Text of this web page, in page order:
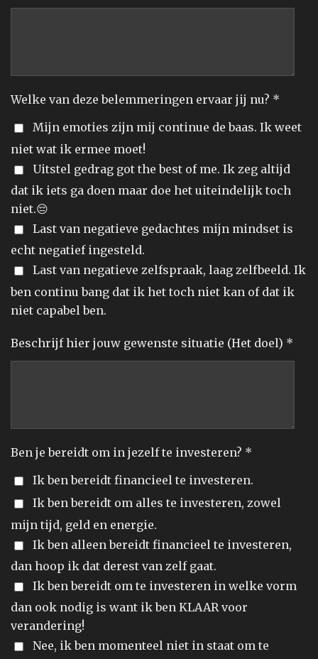
Welke van deze belemmeringen ervaar jij nu? *
Mijn emoties zijn mij continue de baas. Ik weet
niet wat ik ermee moet!
Uitstel gedrag got the best of me. Ik zeg altijd
dat ik iets ga doen maar doe het uiteindelijk toch
niet.😔
Last van negatieve gedachtes mijn mindset is
echt negatief ingesteld.
Last van negatieve zelfspraak, laag zelfbeeld. Ik
ben continu bang dat ik het toch niet kan of dat ik
niet capabel ben.
Beschrijf hier jouw gewenste situatie (Het doel) *
Ben je bereidt om in jezelf te investeren? *
Ik ben bereidt financieel te investeren.
Ik ben bereidt om alles te investeren, zowel
mijn tijd, geld en energie.
Ik ben alleen bereidt financieel te investeren,
dan hoop ik dat derest van zelf gaat.
Ik ben bereidt om te investeren in welke vorm
dan ook nodig is want ik ben KLAAR voor
verandering!
Nee, ik ben momenteel niet in staat om te